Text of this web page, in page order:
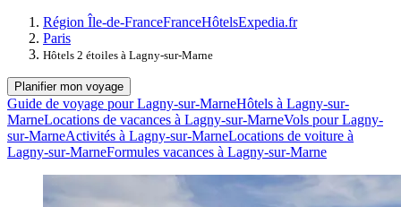
Région Île-de-FranceFranceHôtelsExpedia.fr
Paris
Hôtels 2 étoiles à Lagny-sur-Marne
Planifier mon voyage
Guide de voyage pour Lagny-sur-MarneHôtels à Lagny-sur-
MarneLocations de vacances à Lagny-sur-MarneVols pour Lagny-
sur-MarneActivités à Lagny-sur-MarneLocations de voiture à
Lagny-sur-MarneFormules vacances à Lagny-sur-Marne